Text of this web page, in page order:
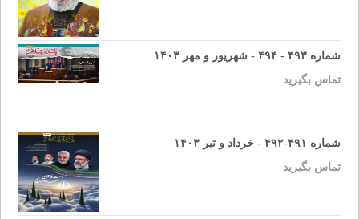
شماره ۴۹۳ - ۴۹۴ - شهریور و مهر ۱۴۰۳
تماس بگیرید
شماره ۴۹۱-۴۹۲ - خرداد و تیر ۱۴۰۳
تماس بگیرید